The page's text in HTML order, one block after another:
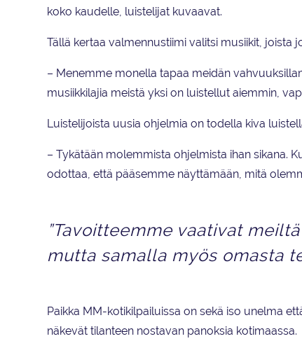
koko kaudelle, luistelijat kuvaavat.
Tällä kertaa valmennustiimi valitsi musiikit, joista
– Menemme monella tapaa meidän
musiikkilajia meistä yksi on luistellut aiemmin,
Luistelijoista uusia ohjelmia on todella kiva
– Tykätään molemmista ohjelmista ihan sikana.
odottaa, että pääsemme näyttämään, mitä
”Tavoitteemme vaativat
mutta samalla myös omasta
Paikka MM-kotikilpailuissa on sekä iso unelma
näkevät tilanteen nostavan panoksia kotimaassa.